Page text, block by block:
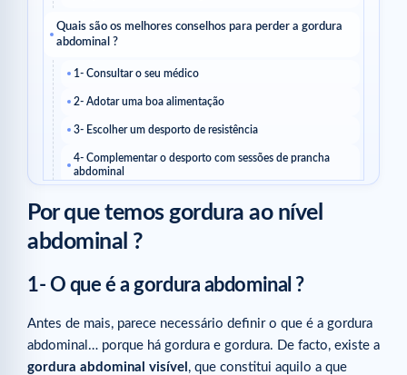
Quais são os melhores conselhos para perder a gordura
abdominal ?
1- Consultar o seu médico
2- Adotar uma boa alimentação
3- Escolher um desporto de resistência
4- Complementar o desporto com sessões de prancha
abdominal
Por que temos gordura ao nível
abdominal ?
1- O que é a gordura abdominal ?
Antes de mais, parece necessário definir o que é a gordura
abdominal… porque há gordura e gordura. De facto, existe a
gordura abdominal visível , que constitui aquilo a que